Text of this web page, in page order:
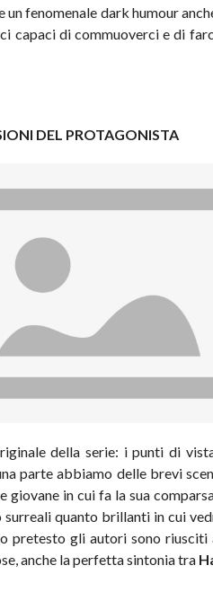
fenomenale dark humour
capaci di commuoverci e di
DEL PROTAGONISTA
della serie: i punti di
parte abbiamo delle brevi
giovane in cui fa la sua
quanto brillanti in cui
pretesto gli autori sono
anche la perfetta sintonia tra